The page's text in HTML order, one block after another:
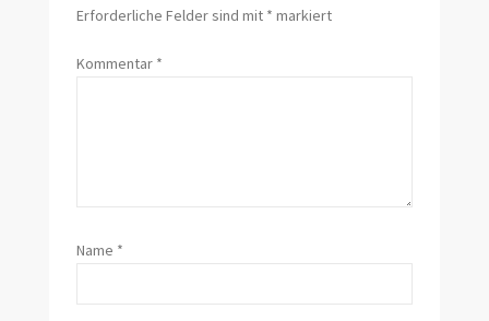
Erforderliche Felder sind mit * markiert
Kommentar *
Name *